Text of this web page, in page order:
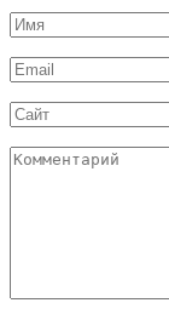
Имя
*
Email
*
Сайт
Комментарий